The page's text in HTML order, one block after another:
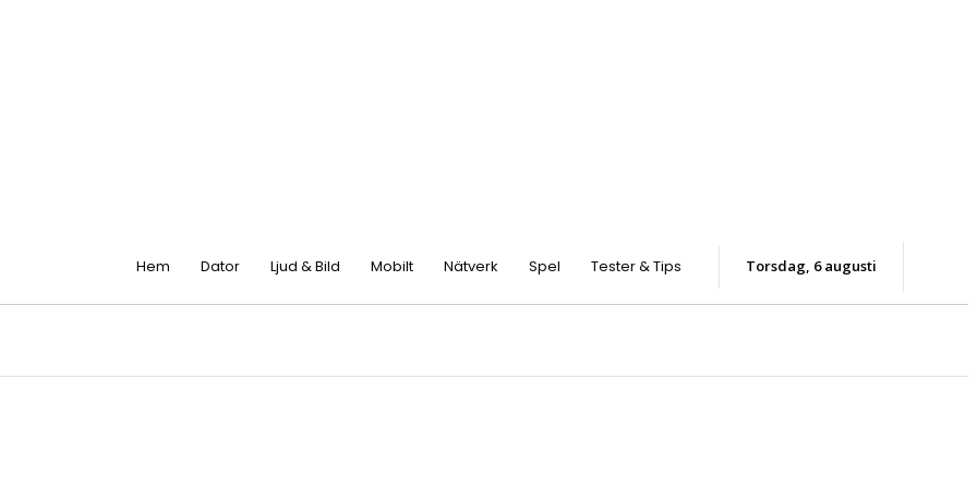
Hem Dator Ljud & Bild Mobilt Nätverk Spel Tester & Tips torsdag, 6 augusti